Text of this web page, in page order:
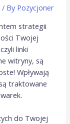
/ By Pozycjoner
strategii
Twojej
linki
witryny, są
Wpływają
traktowane
do Twojej